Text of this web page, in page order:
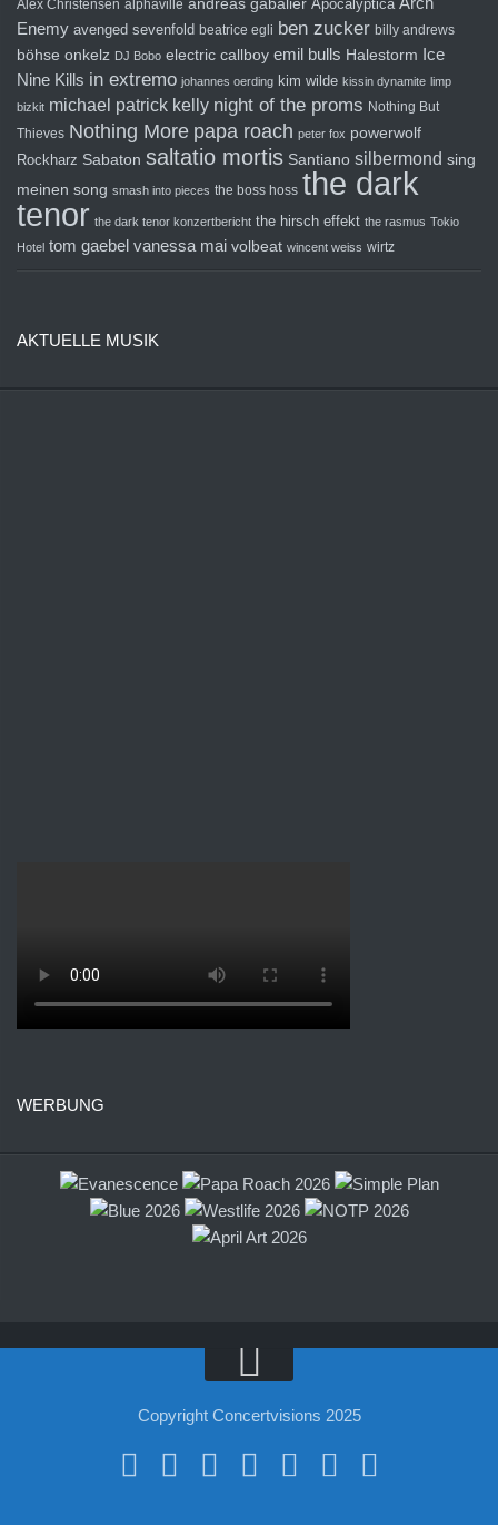
Alex Christensen alphaville Apocalyptica
Enemy avenged sevenfold beatrice egli ben zucker billy andrews
böhse onkelz DJ Bobo electric callboy emil bulls Halestorm Ice
Nine Kills in extremo johannes oerding kim wilde kissin dynamite limp
bizkit michael patrick kelly night of the proms Nothing But
Thieves Nothing More papa roach peter fox powerwolf
Rockharz Sabaton saltatio mortis Santiano silbermond sing
meinen song smash into pieces the boss hoss the dark
tenor the dark tenor konzertbericht the hirsch effekt the rasmus Tokio
Hotel tom gaebel vanessa mai volbeat wincent weiss wirtz
AKTUELLE MUSIK
WERBUNG
Copyright Concertvisions 2025